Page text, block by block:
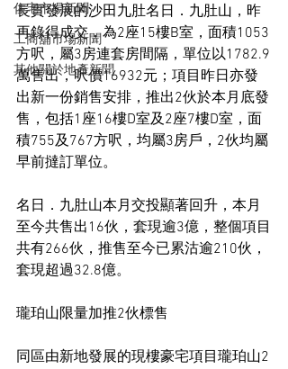
住宅市場新聞
工商舖市場新聞
其他關於地產新聞
長實發展的沙田九肚名日．九肚山，昨
再錄得成交，為2座15樓B室，面積1053
方呎，屬3房連套房間隔，單位以1782.9
萬售出，呎價16932元；項目昨日亦發
出新一份銷售安排，推出2伙於本月底發
售，包括1座16樓D室及2座7樓D室，面
積755及767方呎，均屬3房戶，2伙均屬
早前撻訂單位。
名日．九肚山本月交投顯著回升，本月
至今共售出16伙，套現逾3億，整個項目
共有266伙，推售至今已累沽逾210伙，
套現超過32.8億。
瓏珀山限量加推2伙標售
同區由新地發展的現樓豪宅項目瓏珀山2